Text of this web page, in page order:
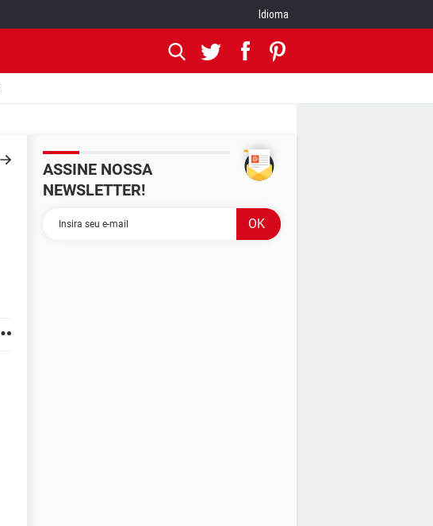
Idioma
ASSINE NOSSA
NEWSLETTER!